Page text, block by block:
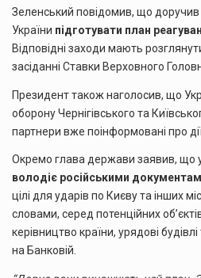
Зеленський повідомив, що
України підготувати план
Відповідні заходи мають
засіданні Ставки Верховного
Президент також наголосив, що
оборону Чернігівського та
партнери вже поінформовані про дії
Окремо глава держави заявив, що
володіє російськими
цілі для ударів по Києву та інших
словами, серед потенційних
керівництво країни, урядові будівлі
на Банковій.